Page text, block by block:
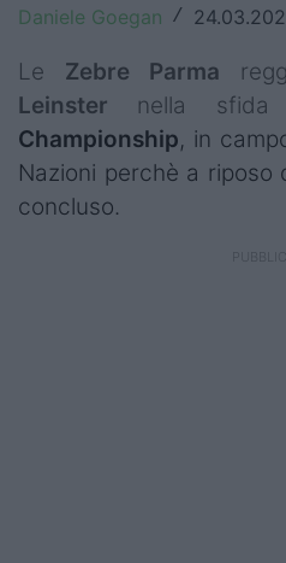
Challenge Cup
World Rugby
Rugby World Cup
Super Rugby
Daniele Goegan /
Le Zebre Parma
Leinster nella
Championship, in
Nazioni perchè a riposo
concluso.